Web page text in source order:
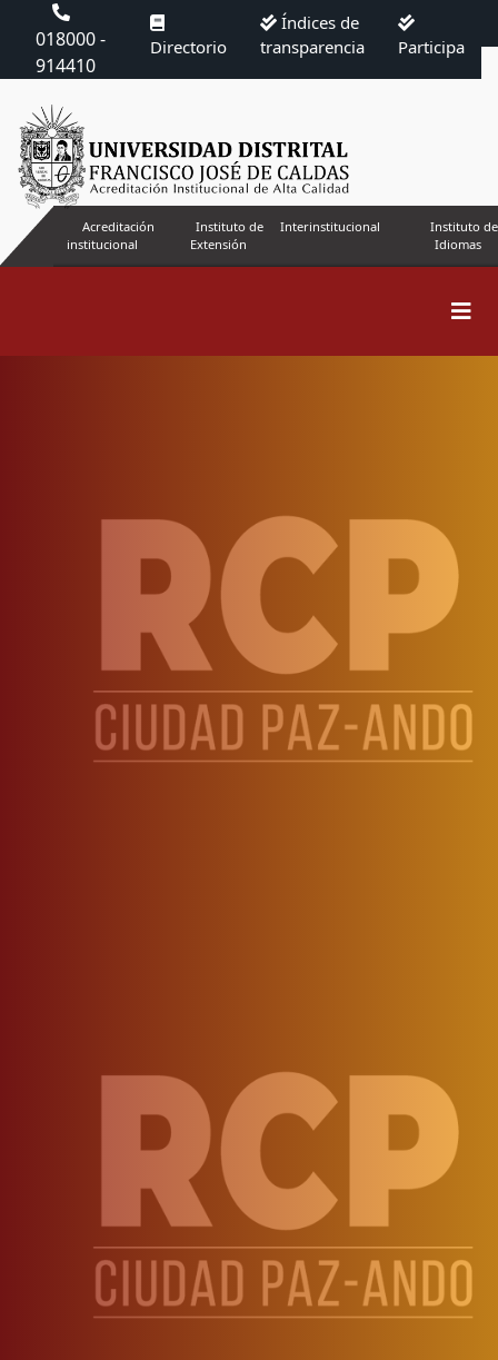
018000 -
914410
Directorio
Índices de
transparencia
Participa
Acreditación
institucional
Instituto de
Extensión
Interinstitucional
Instituto de
Idiomas